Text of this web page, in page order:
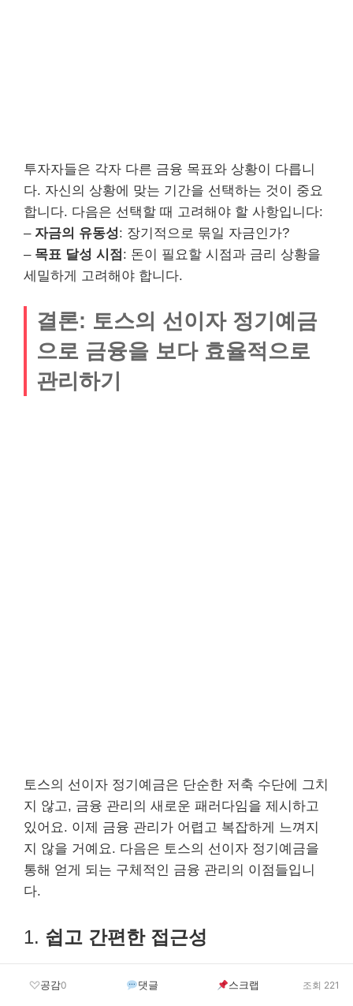
투자자들은 각자 다른 금융 목표와 상황이 다릅니
다. 자신의 상황에 맞는 기간을 선택하는 것이 중요
합니다. 다음은 선택할 때 고려해야 할 사항입니다:
– 자금의 유동성: 장기적으로 묶일 자금인가?
– 목표 달성 시점 : 돈이 필요할 시점과 금리 상황을
세밀하게 고려해야 합니다.
결론: 토스의 선이자 정기예금
으로 금융을 보다 효율적으로
관리하기
토스의 선이자 정기예금은 단순한 저축 수단에 그치
지 않고, 금융 관리의 새로운 패러다임을 제시하고
있어요. 이제 금융 관리가 어렵고 복잡하게 느껴지
지 않을 거예요. 다음은 토스의 선이자 정기예금을
통해 얻게 되는 구체적인 금융 관리의 이점들입니
다.
1. 쉽고 간편한 접근성
토스를 통해 누구나 쉽게 정기예금에 가입할 수 있
공감0 댓글 스크랩 조회 221